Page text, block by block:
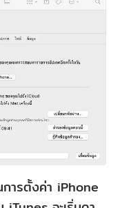
ารตั้งค่า iPhone